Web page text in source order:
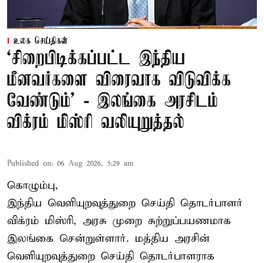
உலக செய்திகள்
‘சிறைபிடிக்கப்பட்ட இந்திய
மீனவர்களை விரைவாக விடுவிக்க
வேண்டும்' - இலங்கை அரசிடம்
விக்ரம் மிஸ்ரி வலியுறுத்தல்
Published on: 06 Aug 2026, 5:29 am
கொழும்பு,
இந்திய வெளியுறவுத்துறை செய்தி தொடர்பாளர்
விக்ரம் மிஸ்ரி, அரசு முறை சுற்றுப்பயணமாக
இலங்கை சென்றுள்ளார். மத்திய அரசின்
வெளியுறவுத்துறை செய்தி தொடர்பாளராக